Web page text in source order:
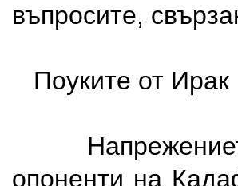
въпросите,
Поуките от Ирак
опоненти на